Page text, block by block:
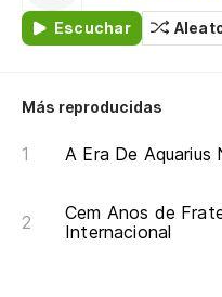
Escuchar
Más reproducidas
A Era De Aquarius
Cem Anos de
Internacional